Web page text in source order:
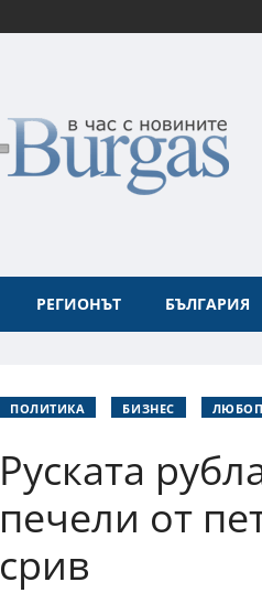
РЕГИОНЪТ БЪЛГАРИЯ
ПОЛИТИКА БИЗНЕС
Руската
печели от
срив